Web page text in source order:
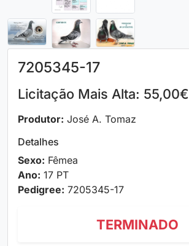
7205345-17
Licitação Mais Alta: 55,00€
Produtor: José A. Tomaz
Detalhes
Sexo: Fêmea
Ano: 17 PT
Pedigree: 7205345-17
TERMINADO